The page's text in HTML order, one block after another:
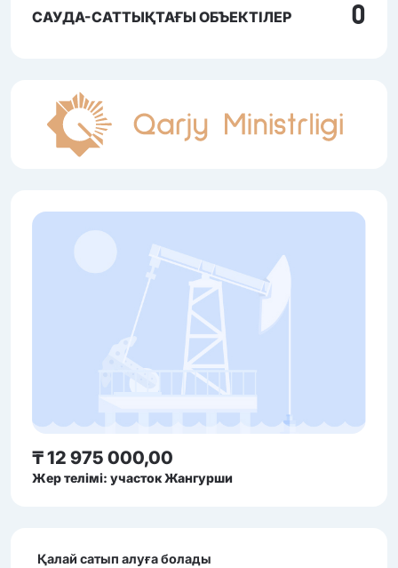
САУДА-САТТЫҚТАҒЫ ОБЪЕКТІЛЕР 0
₸ 12 975 000,00
Жер телімі: участок Жангурши
Қалай сатып алуға болады